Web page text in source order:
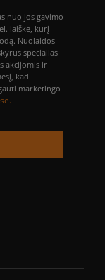
nuo jos gavimo
laiške, kurį
Nuolaidos
specialias
akcijomis ir
kad
marketingo